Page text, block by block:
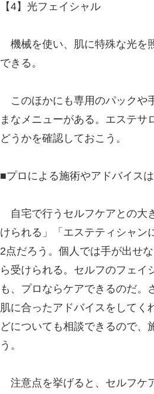
【4】光フェイシャル
機械を使い、肌に特殊な光を
できる。
このほかにも専用のパックや
まなメニューがある。エステ
どうかを確認しておこう。
■プロによる施術やアドバイス
自宅で行うセルフケアとの大
けられる」「エステティシャン
2点だろう。個人では手が出せ
ら受けられる。セルフのフェ
も、プロならケアできるのだ。
肌に合ったアドバイスをしてく
どについても相談できるので、
う。
注意点を挙げると、セルフケ